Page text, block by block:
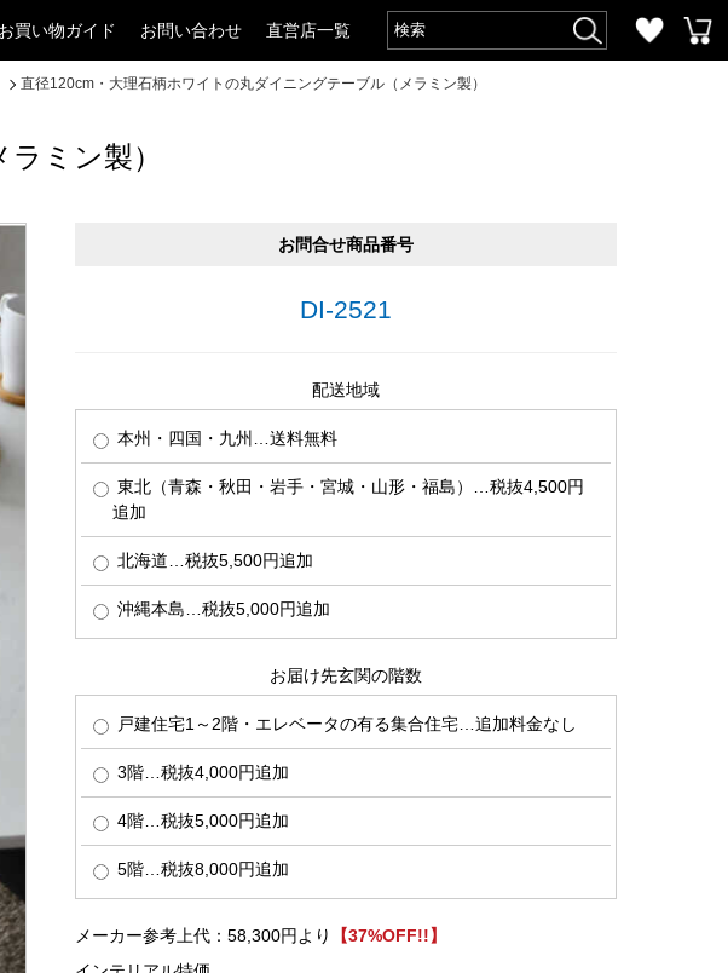
お買い物ガイド お問い合わせ 直営店一覧
直径120cm・大理石柄ホワイトの丸ダイニングテーブル（メラミン製）
ミン製）
お問合せ商品番号
DI-2521
配送地域
本州・四国・九州…送料無料
東北（青森・秋田・岩手・宮城・山形・福島）…税抜4,500円
追加
北海道…税抜5,500円追加
沖縄本島…税抜5,000円追加
お届け先玄関の階数
戸建住宅1～2階・エレベータの有る集合住宅…追加料金なし
3階…税抜4,000円追加
4階…税抜5,000円追加
5階…税抜8,000円追加
メーカー参考上代：58,300円より
【37%OFF!!】